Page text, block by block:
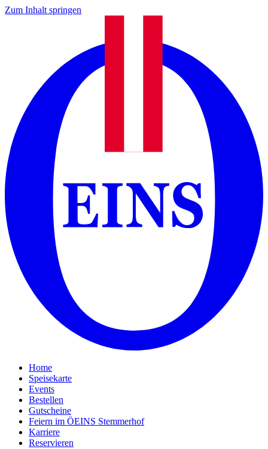
Zum Inhalt springen
Home
Speisekarte
Events
Bestellen
Gutscheine
Feiern im ÖEINS Stemmerhof
Karriere
Reservieren